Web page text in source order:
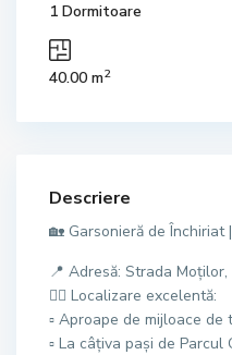
1 Dormitoare
40.00 m2
Descriere
🏡 Garsonieră de Închiriat
📍 Adresă: Strada
🚶‍♂️ Localizare excelentă:
▫️ Aproape de mijloace de
▫️ La câțiva pași de Parcul